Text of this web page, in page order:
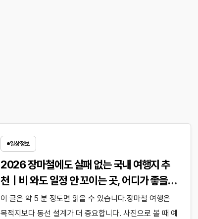
일상정보
2026 장마철에도 실패 없는 국내 여행지 추
천｜비 와도 일정 안 꼬이는 곳, 어디가 좋을
까?
이 글은 약 5 분 정도면 읽을 수 있습니다.장마철 여행은
목적지보다 동선 설계가 더 중요합니다. 사진으로 볼 때 예